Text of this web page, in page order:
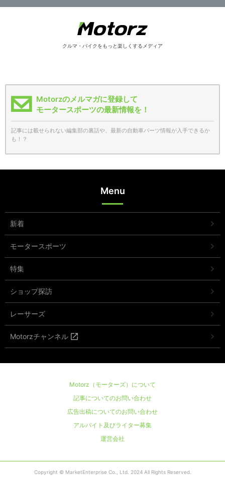
クルマ・バイクをもっと楽しくするメディア
Motorzのメルマガに登録して
モータースポーツの最新情報を！
記事には載せられない編集部の裏話や、最新の自動車パーツ情報が入手できるか
も！？
Menu
新着
モータースポーツ
特集
ショップ探訪
レーサーズ
Motorzチャンネル
Motorz（モーターズ）について
記事についてのお問い合わせ
広告出稿についてのお問い合わせ
アルバイト及びライター募集
運営会社
Copyright © MarketEnterprise Co., Ltd. 2024 All Rights Reserved.